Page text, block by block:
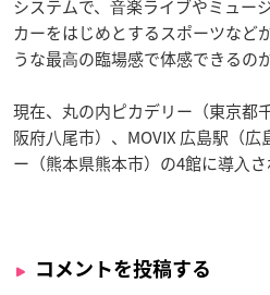
システムで、⾳楽ライブやミュー
カーをはじめとするスポーツなど
うな最⾼の臨場感で体感できるの
現在、丸の内ピカデリー（東京都
阪府⼋尾市）、MOVIX 広島駅（
ー（熊本県熊本市）の4館に導⼊さ
コメントを投稿する